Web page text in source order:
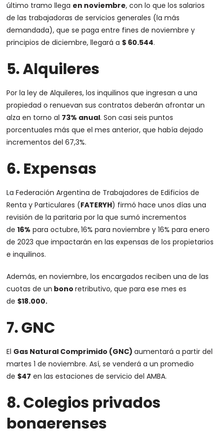
último tramo llega en noviembre, con lo que los salarios
de las trabajadoras de servicios generales (la más
demandada), que se paga entre fines de noviembre y
principios de diciembre, llegará a $ 60.544.
5. Alquileres
Por la ley de Alquileres, los inquilinos que ingresan a una
propiedad o renuevan sus contratos deberán afrontar un
alza en torno al 73% anual. Son casi seis puntos
porcentuales más que el mes anterior, que había dejado
incrementos del 67,3%.
6. Expensas
La Federación Argentina de Trabajadores de Edificios de
Renta y Particulares (FATERYH) firmó hace unos días una
revisión de la paritaria por la que sumó incrementos
de16% para octubre,16% para noviembre y 16% para enero
de 2023 que impactarán en las expensas de los propietarios
e inquilinos.
Además, en noviembre, los encargados reciben una de las
cuotas de un bonoretributivo, que para ese mes es
de $18.000.
7. GNC
El Gas Natural Comprimido (GNC)aumentará a partir del
martes 1 de noviembre. Así, se venderá a un promedio
de $47 en las estaciones de servicio del AMBA.
8. Colegios privados
bonaerenses